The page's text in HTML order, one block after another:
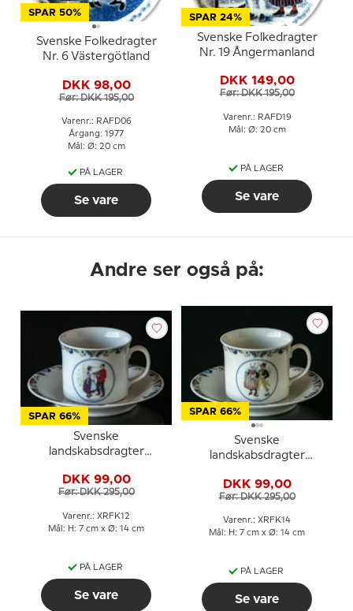
SPAR 50%
Svenske Folkedragter
Nr. 6 Västergötland
DKK 98,00
Før: DKK 195,00
Varenr.: RAFD06
Årgang: 1977
Mål: Ø: 20 cm
PÅ LAGER
Se vare
SPAR 24%
Svenske Folkedragter
Nr. 19 Ångermanland
DKK 149,00
Før: DKK 195,00
Varenr.: RAFD19
Mål: Ø: 20 cm
PÅ LAGER
Se vare
Andre ser også på:
SPAR 66%
Svenske
landskabsdragter
Norrbotten
DKK 99,00
Før: DKK 295,00
Varenr.: XRFK12
Mål: H: 7 cm x Ø: 14 cm
PÅ LAGER
Se vare
SPAR 66%
Svenske
landskabsdragter
DKK 99,00
Før: DKK 295,00
Varenr.: XRFK14
Mål: H: 7 cm x Ø: 14 cm
PÅ LAGER
Se vare